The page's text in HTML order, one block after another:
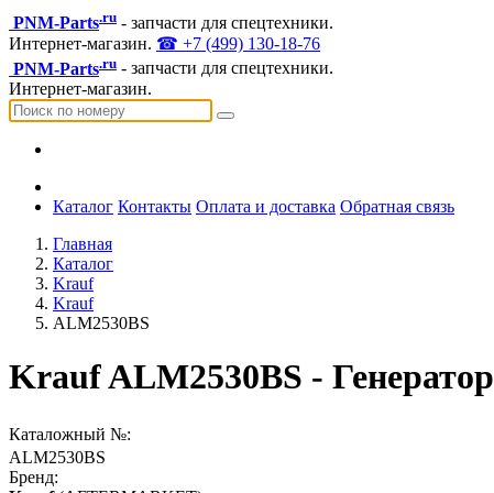
PNM-Parts.ru - запчасти для спецтехники.
Интернет-магазин. ☎ +7 (499) 130-18-76
PNM-Parts.ru - запчасти для спецтехники.
Интернет-магазин.
Каталог Контакты Оплата и доставка Обратная связь
Главная
Каталог
Krauf
Krauf
ALM2530BS
Krauf ALM2530BS - Генератор
Каталожный №:
ALM2530BS
Бренд: